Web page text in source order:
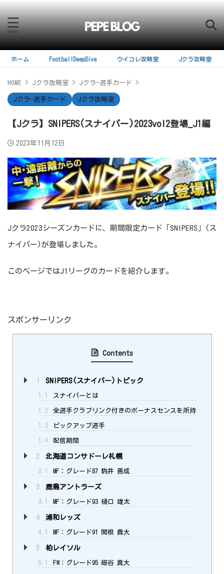
ホーム FootballDeepDive ウイコレ攻略室 Jクラ攻略室
HOME > Jクラ攻略室 > Jクラ-選手カード >
Jクラ-選手カード Jクラ攻略室
【Jクラ】SNIPERS(スナイパー)2023vol2登場_J1編
2023年11月12日
Jクラ2023シーズンカードに、期間限定カード「SNIPERS」(ス
ナイパー)が登場しました。
このページではJ1リーグのカードを紹介します。
スポンサーリンク
Contents
1 SNIPERS(スナイパー)トピック
1.1 スナイパーとは
1.2 全選手クラブリンク付きのボーナスセンスを所持
1.3 ピックアップ選手
1.4 配信期間
2 北海道コンサドーレ札幌
2.1 MF：グレード87 駒井 善成
3 鹿島アントラーズ
3.1 MF：グレード93 樋口 雄太
4 浦和レッズ
4.1 MF：グレード91 関根 貴大
5 柏レイソル
5.1 FW：グレード95 細谷 真大